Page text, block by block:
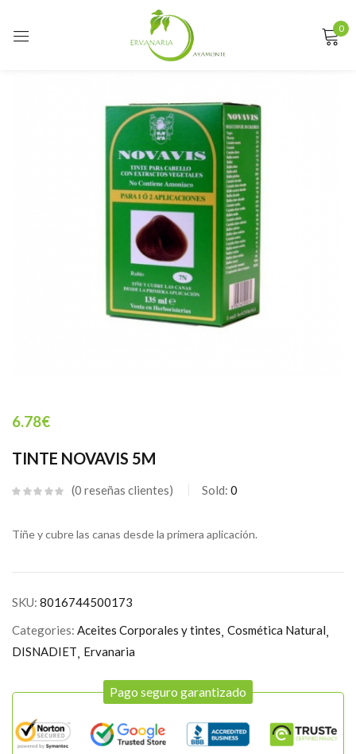
0
6.78€
TINTE NOVAVIS 5M
0 reseñas clientes Sold: 0
Tiñe y cubre las canas desde la primera aplicación.
SKU: 8016744500173
Categories: Aceites Corporales y tintes Cosmética Natural
DISNADIET Ervanaria
Pago seguro garantizado
Sign in
Remember me Lost password?
LOG IN
CREATE AN ACCOUNT